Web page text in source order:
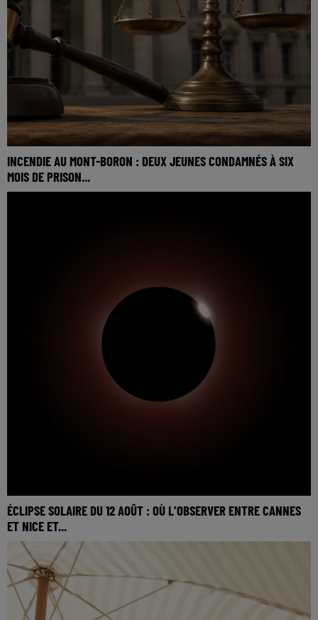
INCENDIE AU MONT-BORON : DEUX JEUNES CONDAMNÉS À SIX
MOIS DE PRISON...
ÉCLIPSE SOLAIRE DU 12 AOÛT : OÙ L’OBSERVER ENTRE CANNES
ET NICE ET...